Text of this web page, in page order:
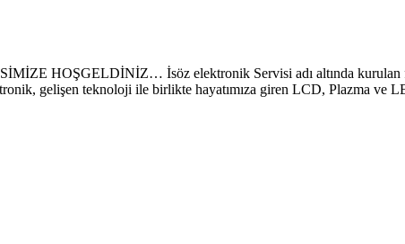
İsöz elektronik Servisi adı altında kurulan
gelişen teknoloji ile birlikte hayatımıza giren LCD, Plazma ve